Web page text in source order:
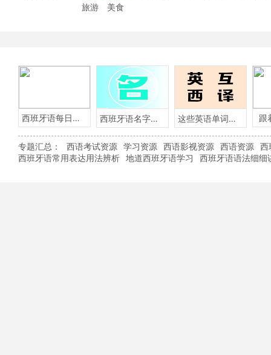
旅游
美食
西班牙语每日一句 西班牙语名字含义 这些英语单词用西班牙语怎么说？ 跟
专题汇总： 西语考试资源 学习资源 西语影视资源 西语资源 西
西班牙语常用表达用法辨析 地道西班牙语学习 西班牙语语法细细